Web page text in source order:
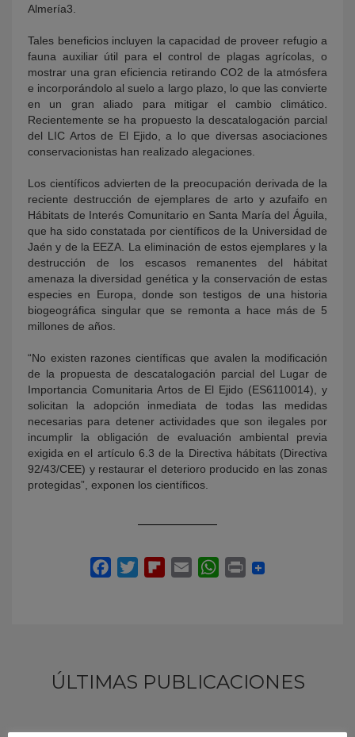
Almería3.
Tales beneficios incluyen la capacidad de proveer refugio a
fauna auxiliar útil para el control de plagas agrícolas, o
mostrar una gran eficiencia retirando CO2 de la atmósfera
e incorporándolo al suelo a largo plazo, lo que las convierte
en un gran aliado para mitigar el cambio climático.
Recientemente se ha propuesto la descatalogación parcial
del LIC Artos de El Ejido, a lo que diversas asociaciones
conservacionistas han realizado alegaciones.
Los científicos advierten de la preocupación derivada de la
reciente destrucción de ejemplares de arto y azufaifo en
Hábitats de Interés Comunitario en Santa María del Águila,
que ha sido constatada por científicos de la Universidad de
Jaén y de la EEZA. La eliminación de estos ejemplares y la
destrucción de los escasos remanentes del hábitat
amenaza la diversidad genética y la conservación de estas
especies en Europa, donde son testigos de una historia
biogeográfica singular que se remonta a hace más de 5
millones de años.
“No existen razones científicas que avalen la modificación
de la propuesta de descatalogación parcial del Lugar de
Importancia Comunitaria Artos de El Ejido (ES6110014), y
solicitan la adopción inmediata de todas las medidas
necesarias para detener actividades que son ilegales por
incumplir la obligación de evaluación ambiental previa
exigida en el artículo 6.3 de la Directiva hábitats (Directiva
92/43/CEE) y restaurar el deterioro producido en las zonas
protegidas”, exponen los científicos.
ÚLTIMAS PUBLICACIONES